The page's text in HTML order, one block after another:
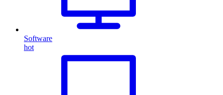
Software
hot